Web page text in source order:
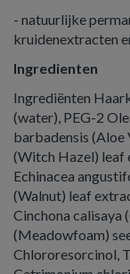
- natuurlijke
kruidenextracten
Ingredienten
Ingrediënten
(water), PEG-2
barbadensis (Aloe
(Witch Hazel) leaf
Echinacea
(Walnut) leaf
Cinchona calisaya
(Meadowfoam)
Chlororesorcinol,